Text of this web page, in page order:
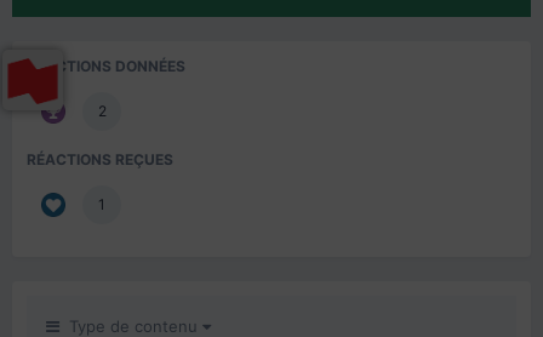
RÉACTIONS DONNÉES
2
RÉACTIONS REÇUES
1
Type de contenu